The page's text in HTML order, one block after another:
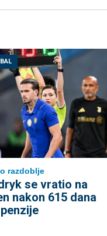
razdoblje
se vratio na
nakon 615 dana